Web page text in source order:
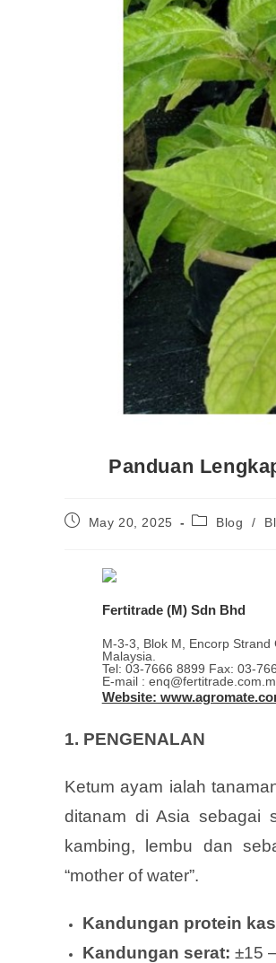
Panduan
May 20, 2025 Blog /
Fertitrade (M) Sdn Bhd
M-3-3, Blok M, Encorp
Malaysia.
Tel: 03-7666 8899 Fax: 03-
E-mail :
Website:
1. PENGENALAN
Ketum ayam ialah
ditanam di Asia sebagai
kambing, lembu dan
“mother of water”.
Kandungan protein
Kandungan serat: ±15